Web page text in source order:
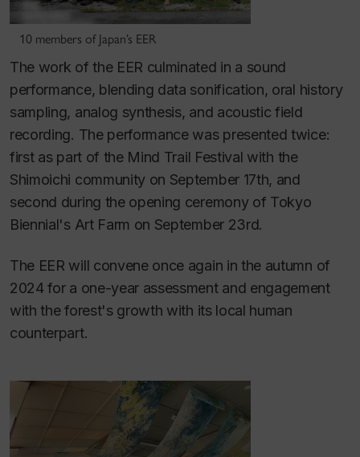
10 members of Japan’s EER
The work of the EER culminated in a sound
performance, blending data sonification, oral history
sampling, analog synthesis, and acoustic field
recording. The performance was presented twice:
first as part of the Mind Trail Festival with the
Shimoichi community on September 17th, and
second during the opening ceremony of Tokyo
Biennial's Art Farm on September 23rd.
The EER will convene once again in the autumn of
2024 for a one-year assessment and engagement
with the forest's growth with its local human
counterpart.